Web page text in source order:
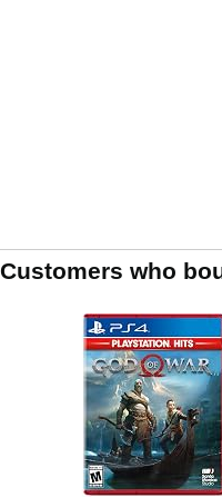
Customers who